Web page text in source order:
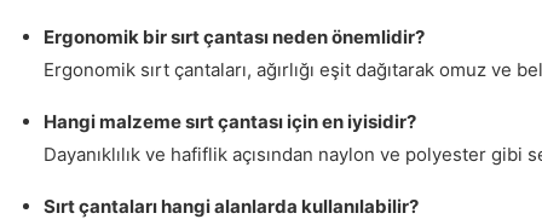
Ergonomik bir sırt çantası neden önemlidir?
Ergonomik sırt çantaları, ağırlığı eşit dağıtarak omuz ve
Hangi malzeme sırt çantası için en iyisidir?
Dayanıklılık ve hafiflik açısından naylon ve polyester
Sırt çantaları hangi alanlarda kullanılabilir?